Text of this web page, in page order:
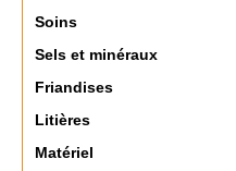
Soins
Sels et minéraux
Friandises
Litières
Matériel